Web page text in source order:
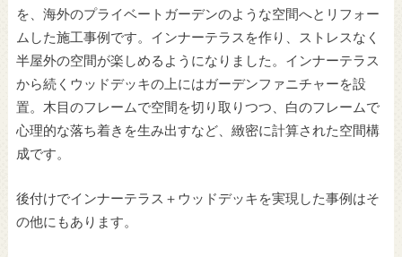
を、海外のプライベートガーデンのような空間へとリフォー
ムした施工事例です。インナーテラスを作り、ストレスなく
半屋外の空間が楽しめるようになりました。インナーテラス
から続くウッドデッキの上にはガーデンファニチャーを設
置。木目のフレームで空間を切り取りつつ、白のフレームで
心理的な落ち着きを生み出すなど、緻密に計算された空間構
成です。
後付けでインナーテラス＋ウッドデッキを実現した事例はそ
の他にもあります。